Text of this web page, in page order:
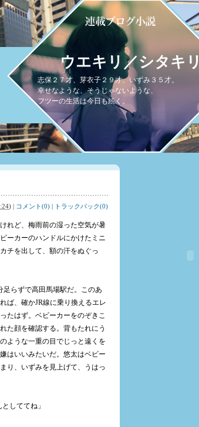
ウエキリ／シタキリ
志保２７才、芽衣子２９才、いずみ３５才。
幸せなような、そうじゃないような、
フツーの生活は今日も続く。
) | コメント(0) | トラックバック(0)
れど、梅雨前の湿った空気が暑
ーカーのハンドルにかけたミニ
チを出して、額の汗をぬぐっ
足らずで高田馬場駅だ。このあ
ば、確かJR線に乗り換えるエレ
たはず。ベビーカーをのぞきこ
た顔を確認する。背もたれにう
ような一重の目でじっと遠くを
はいいみたいだ。悠太はベビー
り、いずみを見上げて、うはっ
しててね」